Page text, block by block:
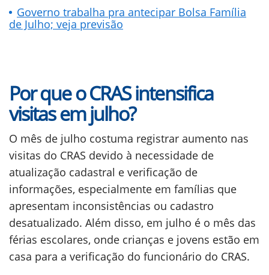
Governo trabalha pra antecipar Bolsa Família
de Julho; veja previsão
Por que o CRAS intensifica
visitas em julho?
O mês de julho costuma registrar aumento nas
visitas do CRAS devido à necessidade de
atualização cadastral e verificação de
informações, especialmente em famílias que
apresentam inconsistências ou cadastro
desatualizado. Além disso, em julho é o mês das
férias escolares, onde crianças e jovens estão em
casa para a verificação do funcionário do CRAS.